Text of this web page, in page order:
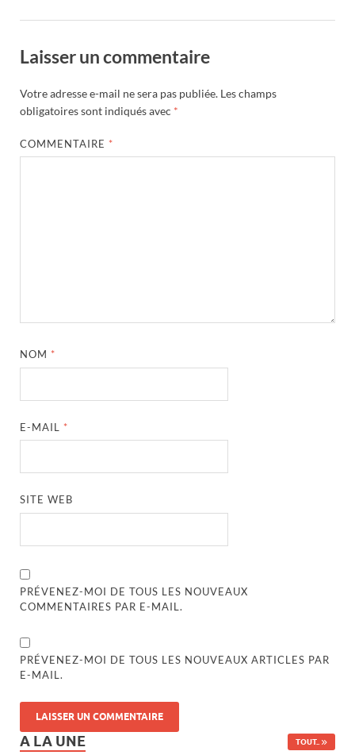
Laisser un commentaire
Votre adresse e-mail ne sera pas publiée. Les champs
obligatoires sont indiqués avec *
COMMENTAIRE *
NOM *
E-MAIL *
SITE WEB
PRÉVENEZ-MOI DE TOUS LES NOUVEAUX
COMMENTAIRES PAR E-MAIL.
PRÉVENEZ-MOI DE TOUS LES NOUVEAUX ARTICLES PAR
E-MAIL.
A LA UNE TOUT..